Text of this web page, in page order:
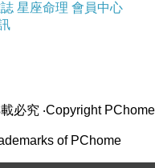
慧載具與ESG展
投影解決
浸娛樂與室內運動
作指導，優化運動
測，無需穿戴設備
星座命理 會員中心
必究 ‧Copyright PChome
of PChome